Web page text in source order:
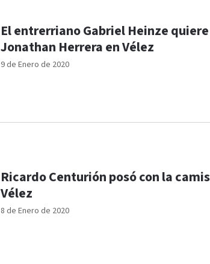
9 de Enero de 2020
El entrerriano Gabriel Heinze
Jonathan Herrera en Vélez
8 de Enero de 2020
Ricardo Centurión posó con la
Vélez